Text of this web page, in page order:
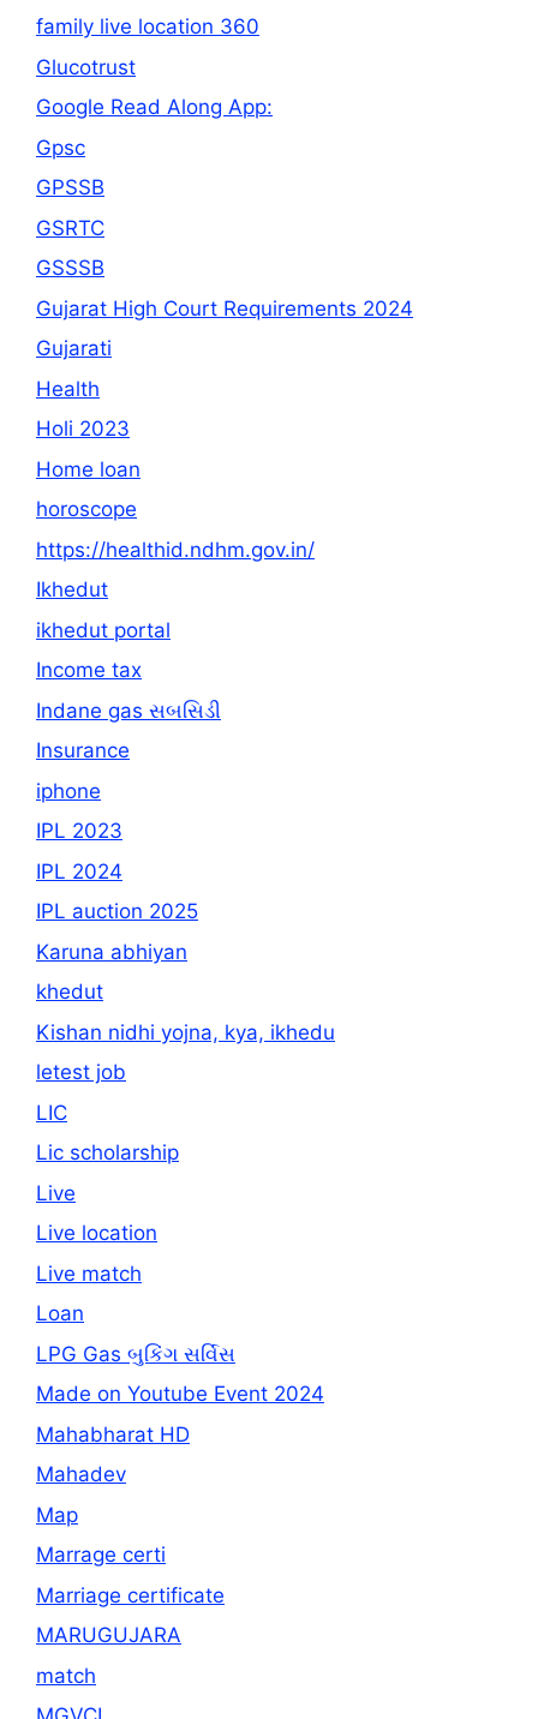
family live location 360
Glucotrust
Google Read Along App:
Gpsc
GPSSB
GSRTC
GSSSB
Gujarat High Court Requirements 2024
Gujarati
Health
Holi 2023
Home loan
horoscope
https://healthid.ndhm.gov.in/
Ikhedut
ikhedut portal
Income tax
Indane gas સબસિડી
Insurance
iphone
IPL 2023
IPL 2024
IPL auction 2025
Karuna abhiyan
khedut
Kishan nidhi yojna, kya, ikhedu
letest job
LIC
Lic scholarship
Live
Live location
Live match
Loan
LPG Gas બુકિંગ સર્વિસ
Made on Youtube Event 2024
Mahabharat HD
Mahadev
Map
Marrage certi
Marriage certificate
MARUGUJARA
match